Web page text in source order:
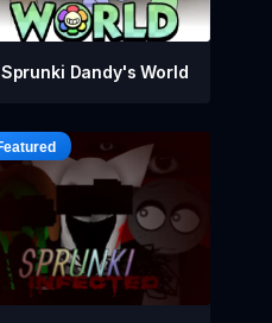
Sprunki Dandy's World